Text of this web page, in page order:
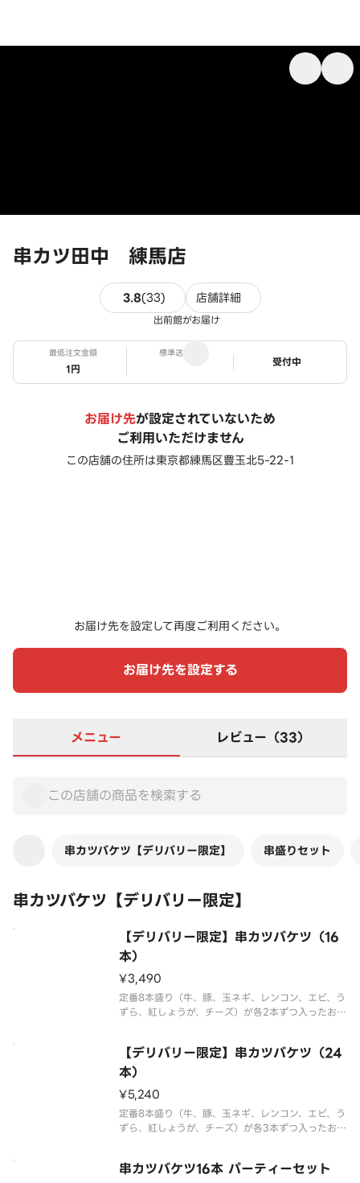
串カツ田中 練馬店
3.8(33)33件のレビュー
店舗詳細
出前館がお届け
最低注文金額
1円
標準送料
ステータス
受付中
お届け先が設定されていないため
ご利用いただけません
この店舗の住所は東京都練馬区豊玉北5-22-1
お届け先を設定して再度ご利用ください。
お届け先を設定する
メニュー レビュー（33）
串カツバケツ【デリバリー限定】 串盛りセット
串カツバケツ【デリバリー限定】
【デリバリー限定】串カツバケツ（16
本）
¥3,490
定番8本盛り（牛、豚、玉ネギ、レンコン、エビ、う
ずら、紅しょうが、チーズ）が各2本ずつ入ったお得
【デリバリー限定】串カツバケツ（24
本）
¥5,240
定番8本盛り（牛、豚、玉ネギ、レンコン、エビ、う
ずら、紅しょうが、チーズ）が各3本ずつ入ったお得
串カツバケツ16本 パーティーセット